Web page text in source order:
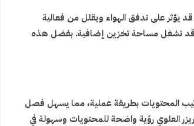
يؤثر على تدفق الهواء ويقلل من فعالية
قد تشغل مساحة تخزين إضافية. بفضل هذه
المحتويات بطريقة عملية، مما يسهل فصل
العلوي رؤية واضحة للمحتويات وسهولة في